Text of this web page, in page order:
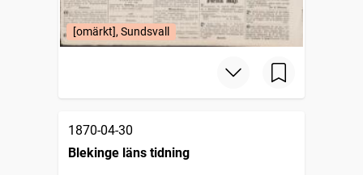
[omärkt], Sundsvall
1870-04-30
Blekinge läns tidning